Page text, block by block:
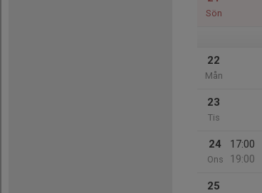
Sön
22
Mån
23
Tis
24
Ons
17:00
19:00
25